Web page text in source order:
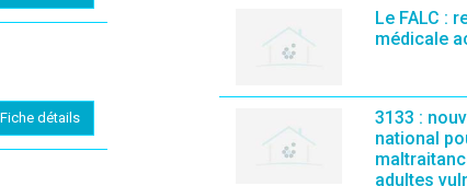
Fiche détails
Le FALC :
médicale
3133 :
national
adultes